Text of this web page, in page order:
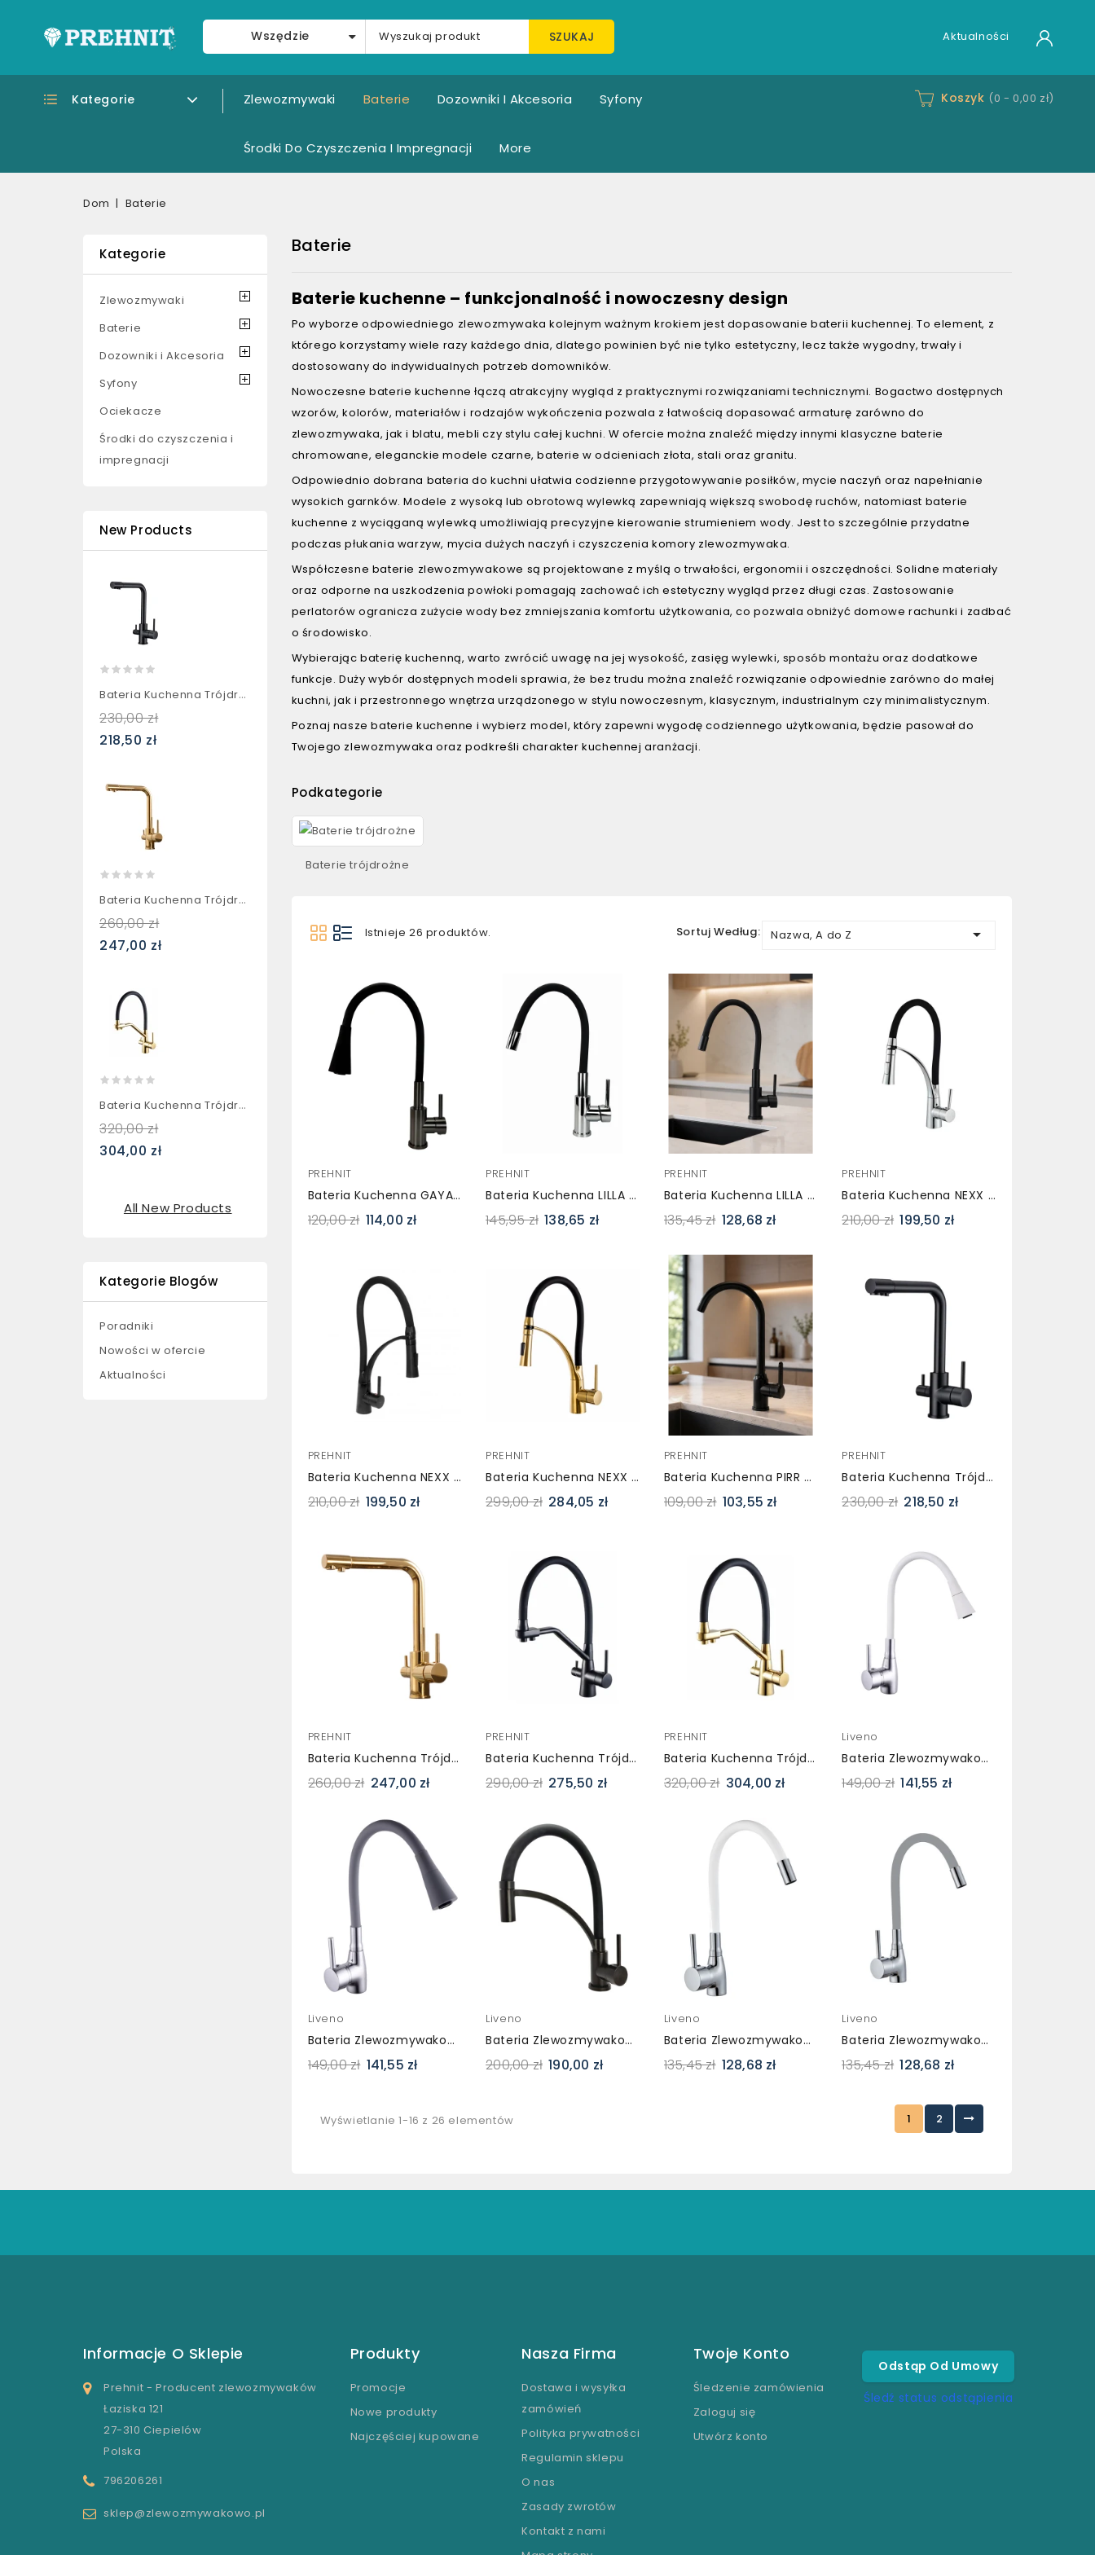
Wszędzie SZUKAJ Aktualności
Kategorie Zlewozmywaki Baterie Dozowniki I Akcesoria Syfony
Środki Do Czyszczenia I Impregnacji More
Koszyk (0 -0,00 zł)
Dom Baterie
Kategorie
Zlewozmywaki
Baterie
Dozowniki i Akcesoria
Syfony
Ociekacze
Środki do czyszczenia i
impregnacji
New Products
Bateria Kuchenna Trójdrożna...
230,00 zł
218,50 zł
Bateria Kuchenna Trójdrożna...
260,00 zł
247,00 zł
Bateria Kuchenna Trójdrożna...
320,00 zł
304,00 zł
All New Products
Kategorie Blogów
Poradniki
Nowości w ofercie
Aktualności
Baterie
Baterie kuchenne – funkcjonalność i nowoczesny design
Po wyborze odpowiedniego zlewozmywaka kolejnym ważnym krokiem jest dopasowanie baterii kuchennej. To element, z
którego korzystamy wiele razy każdego dnia, dlatego powinien być nie tylko estetyczny, lecz także wygodny, trwały i
dostosowany do indywidualnych potrzeb domowników.
Nowoczesne baterie kuchenne łączą atrakcyjny wygląd z praktycznymi rozwiązaniami technicznymi. Bogactwo dostępnych
wzorów, kolorów, materiałów i rodzajów wykończenia pozwala z łatwością dopasować armaturę zarówno do
zlewozmywaka, jak i blatu, mebli czy stylu całej kuchni. W ofercie można znaleźć między innymi klasyczne baterie
chromowane, eleganckie modele czarne, baterie w odcieniach złota, stali oraz granitu.
Odpowiednio dobrana bateria do kuchni ułatwia codzienne przygotowywanie posiłków, mycie naczyń oraz napełnianie
wysokich garnków. Modele z wysoką lub obrotową wylewką zapewniają większą swobodę ruchów, natomiast baterie
kuchenne z wyciąganą wylewką umożliwiają precyzyjne kierowanie strumieniem wody. Jest to szczególnie przydatne
podczas płukania warzyw, mycia dużych naczyń i czyszczenia komory zlewozmywaka.
Współczesne baterie zlewozmywakowe są projektowane z myślą o trwałości, ergonomii i oszczędności. Solidne materiały
oraz odporne na uszkodzenia powłoki pomagają zachować ich estetyczny wygląd przez długi czas. Zastosowanie
perlatorów ogranicza zużycie wody bez zmniejszania komfortu użytkowania, co pozwala obniżyć domowe rachunki i zadbać
o środowisko.
Wybierając baterię kuchenną, warto zwrócić uwagę na jej wysokość, zasięg wylewki, sposób montażu oraz dodatkowe
funkcje. Duży wybór dostępnych modeli sprawia, że bez trudu można znaleźć rozwiązanie odpowiednie zarówno do małej
kuchni, jak i przestronnego wnętrza urządzonego w stylu nowoczesnym, klasycznym, industrialnym czy minimalistycznym.
Poznaj nasze baterie kuchenne i wybierz model, który zapewni wygodę codziennego użytkowania, będzie pasował do
Twojego zlewozmywaka oraz podkreśli charakter kuchennej aranżacji.
Podkategorie
Baterie trójdrożne
Istnieje 26 produktów. Sortuj Według: Nazwa, A do Z 
PREHNIT
Bateria Kuchenna GAYA Grafit Szczotkowany – FLEX 2-Funkcyjna
120,00 zł 114,00 zł
PREHNIT
Bateria Kuchenna LILLA FLEX Chromowa, Elastyczna Czarna Wylewka
145,95 zł 138,65 zł
PREHNIT
Bateria Kuchenna LILLA FLEX Czarna – Elastyczna Wylewka
135,45 zł 128,68 zł
PREHNIT
Bateria Kuchenna NEXX Chrom Z Wyciąganą Wylewką – Dwufunkcyjna
210,00 zł 199,50 zł
PREHNIT
Bateria Kuchenna NEXX Czarna Z Wyciąganą Wylewką – Dwufunkcyjna
210,00 zł 199,50 zł
PREHNIT
Bateria Kuchenna NEXX Złota Z Wyciąganą Wylewką – Dwufunkcyjna
299,00 zł 284,05 zł
PREHNIT
Bateria Kuchenna PIRR Czarna – Obrotowa Wylewka
109,00 zł 103,55 zł
PREHNIT
Bateria Kuchenna Trójdrożna SEGRA Czarna – Do Wody Filtrowanej
230,00 zł 218,50 zł
PREHNIT
Bateria Kuchenna Trójdrożna SEGRA Złota – Do Wody Filtrowanej
260,00 zł 247,00 zł
PREHNIT
Bateria Kuchenna Trójdrożna SONGA Czarna Z Wyciąganą Wylewką
290,00 zł 275,50 zł
PREHNIT
Bateria Kuchenna Trójdrożna SONGA Złota Z Wyciąganą Wylewką
320,00 zł 304,00 zł
Liveno
Bateria Zlewozmywakowa Elastyczna Flex LAGUNA Biała
149,00 zł 141,55 zł
Liveno
Bateria Zlewozmywakowa Elastyczna Flex LAGUNA Szara
149,00 zł 141,55 zł
Liveno
Bateria Zlewozmywakowa Elastyczna Flex LAURA Czarna
200,00 zł 190,00 zł
Liveno
Bateria Zlewozmywakowa Elastyczna Flex LAVO Biała
135,45 zł 128,68 zł
Liveno
Bateria Zlewozmywakowa Elastyczna Flex LAVO Szara
135,45 zł 128,68 zł
Wyświetlanie 1-16 z 26 elementów 1 2
Informacje O Sklepie
Prehnit - Producent zlewozmywaków
Łaziska 121
27-310 Ciepielów
Polska
796206261
sklep@zlewozmywakowo.pl
Produkty
Promocje
Nowe produkty
Najczęściej kupowane
Nasza Firma
Dostawa i wysyłka
zamówień
Polityka prywatności
Regulamin sklepu
O nas
Zasady zwrotów
Kontakt z nami
Twoje Konto
Śledzenie zamówienia
Zaloguj się
Utwórz konto
Odstąp Od Umowy
Śledź status odstąpienia